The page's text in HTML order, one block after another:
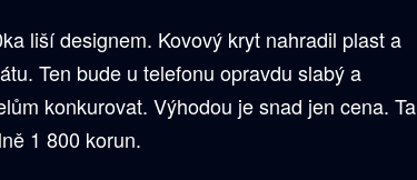
liší designem. Kovový kryt nahradil plast a
Ten bude u telefonu opravdu slabý a
konkurovat. Výhodou je snad jen cena. Ta
1 800 korun.